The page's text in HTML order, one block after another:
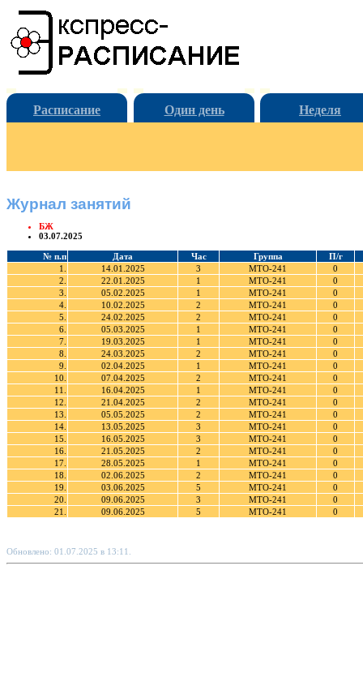
Расписание Один день Неделя
Журнал занятий
БЖ
03.07.2025
№ п.п Дата Час Группа
П/г
1.
14.01.2025 3 МТО-241
0
2.
22.01.2025 1 МТО-241
0
3.
05.02.2025 1 МТО-241
0
4.
10.02.2025 2 МТО-241
0
5.
24.02.2025 2 МТО-241
0
6.
05.03.2025 1 МТО-241
0
7.
19.03.2025 1 МТО-241
0
8.
24.03.2025 2 МТО-241
0
9.
02.04.2025 1 МТО-241
0
10.
07.04.2025 2 МТО-241
0
11.
16.04.2025 1 МТО-241
0
12.
21.04.2025 2 МТО-241
0
13.
05.05.2025 2 МТО-241
0
14.
13.05.2025 3 МТО-241
0
15.
16.05.2025 3 МТО-241
0
16.
21.05.2025 2 МТО-241
0
17.
28.05.2025 1 МТО-241
0
18.
02.06.2025 2 МТО-241
0
19.
03.06.2025 5 МТО-241
0
20.
09.06.2025 3 МТО-241
0
21.
09.06.2025 5 МТО-241 0
Обновлено: 01.07.2025 в 13:11.